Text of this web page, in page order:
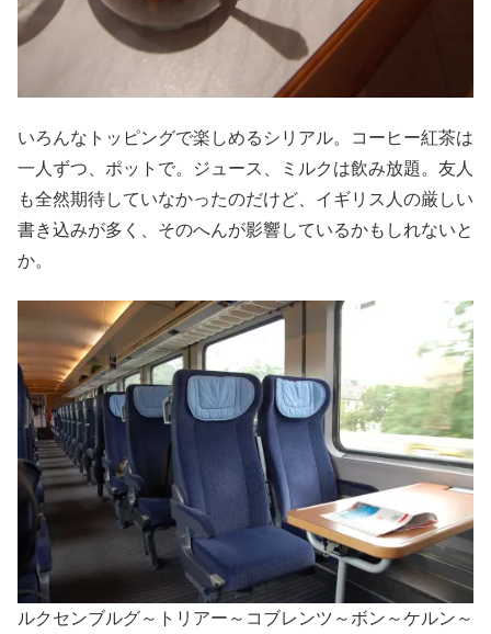
いろんなトッピングで楽しめるシリアル。コーヒー紅茶は
一人ずつ、ポットで。ジュース、ミルクは飲み放題。友人
も全然期待していなかったのだけど、イギリス人の厳しい
書き込みが多く、そのへんが影響しているかもしれないと
か。
ルクセンブルグ～トリアー～コブレンツ～ボン～ケルン～